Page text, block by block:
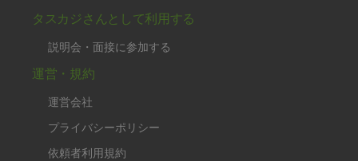
タスカジさんとして利用する
説明会・面接に参加する
運営・規約
運営会社
プライバシーポリシー
依頼者利用規約